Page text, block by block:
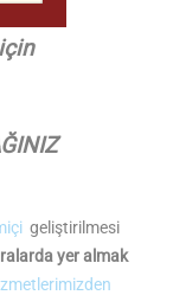
geliştirilmesi
yer almak